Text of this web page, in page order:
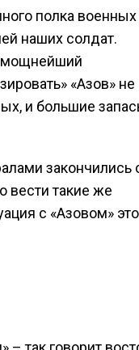
полка военных
наших солдат.
мощнейший
«Азов» не
и большие
закончились
вести такие же
с «Азовом» это